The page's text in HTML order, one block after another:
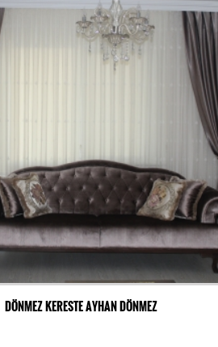
DÖNMEZ KERESTE AYHAN DÖNMEZ